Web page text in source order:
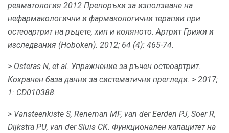
ревматология 2012 Препоръки за използване на
нефармакологични и фармакологични терапии при
остеоартрит на ръцете, хип и коляното. Артрит Грижи и
изследвания (Hoboken). 2012; 64 (4): 465-74.
> Osteras N, et al. Упражнение за ръчен остеоартрит.
Кохранен база данни за систематични прегледи. > 2017;
1: CD010388.
> Vansteenkiste S, Reneman MF, van der Eerden PJ, Soer R,
Dijkstra PU, van der Sluis CK. Функционален капацитет на